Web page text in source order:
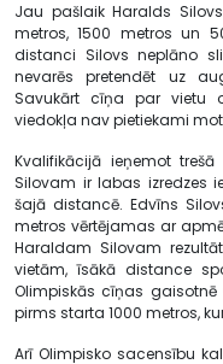
Jau pašlaik Haralds
metros, 1500 metros un
distanci Silovs neplāno
nevarēs pretendēt uz
Savukārt cīņa par vietu
viedokļa nav pietiekami
Kvalifikācijā ieņemot
Silovam ir labas izredzes
šajā distancē. Edvīns
metros vērtējamas ar
Haraldam Silovam
vietām, īsākā distance
Olimpiskās cīņas
pirms starta 1000 metros,
Arī Olimpisko sacensību